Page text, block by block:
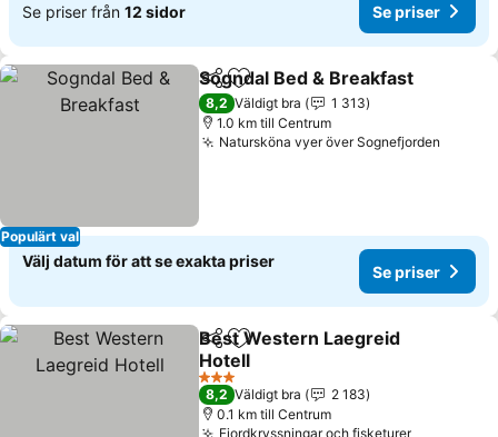
Se priser från 12 sidor Se priser
Populärt val
Dela Lägg till i Mina Favoriter
Sogndal Bed & Breakfast
8,2 Väldigt bra
1 313
1.0 km till Centrum
Natursköna vyer över Sognefjorden
Välj datum för att se exakta priser
Se priser
Dela Lägg till i Mina Favoriter
Best Western Laegreid
Hotell
3 Stjärnor
8,2 Väldigt bra
2 183
0.1 km till Centrum
Fjordkryssningar och fisketurer